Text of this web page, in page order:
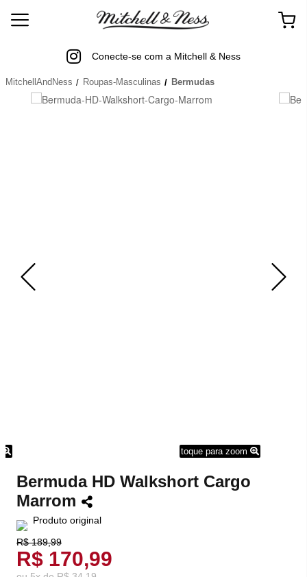
Conecte-se com a Mitchell & Ness
MitchellAndNess Roupas-Masculinas Bermudas
toque para zoom
Bermuda HD Walkshort Cargo
Marrom
Produto original
R$ 189,99
R$ 170,99